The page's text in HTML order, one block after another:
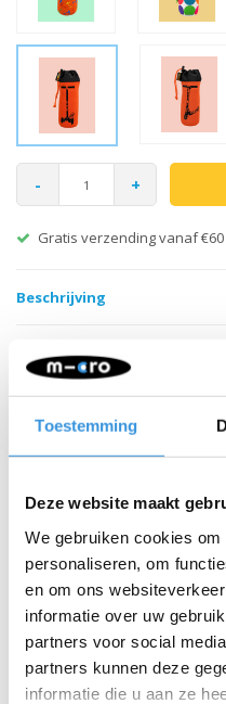
Toestemming
Deze website maakt
We gebruiken cookies
personaliseren, om
en om ons
informatie over uw
partners voor social
partners kunnen deze
informatie die u aan ze
- +
Gratis verzending vanaf €60
Beschrijving
deze flessenhouder die
step. Hij komt in felle vrolijke
soorten flessen tot 750ml.
'pimpen'.
Iets extra's erbij?